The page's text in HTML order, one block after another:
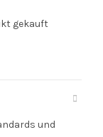
gekauft
und